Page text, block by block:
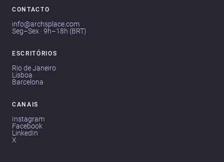
CONTACTO
info@archsplace.com
Seg–Sex · 9h–18h (BRT)
ESCRITÓRIOS
Rio de Janeiro
Lisboa
Barcelona
CANAIS
Instagram
Facebook
LinkedIn
X